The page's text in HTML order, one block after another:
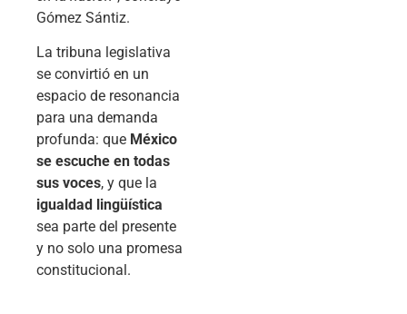
Gómez Sántiz.
La tribuna legislativa
se convirtió en un
espacio de resonancia
para una demanda
profunda: que México
se escuche en todas
sus voces, y que la
igualdad lingüística
sea parte del presente
y no solo una promesa
constitucional.